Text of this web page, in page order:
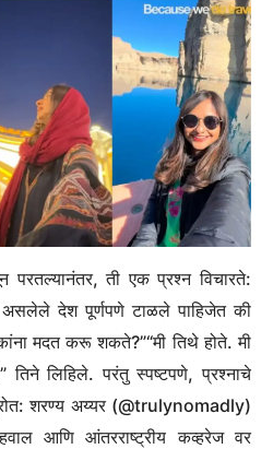
परतल्यानंतर, ती एक प्रश्न विचारते:
असलेले देश पूर्णपणे टाळले पाहिजेत की
मदत करू शकते?”“मी तिथे होते. मी
तिने लिहिले.परंतु स्पष्टपणे, प्रश्नाचे
शरण्य अय्यर (@trulynomadly)
आणि आंतरराष्ट्रीय कव्हरेज वर